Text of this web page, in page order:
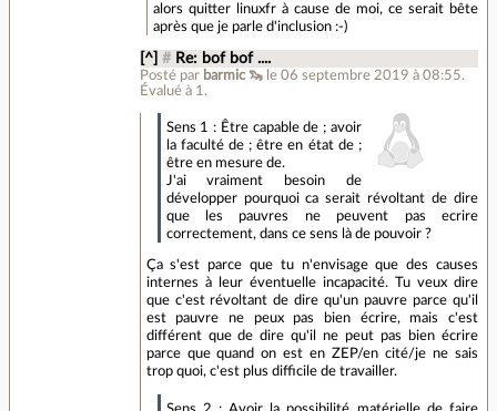
alors quitter linuxfr à cause de moi, ce serait bête
après que je parle d'inclusion :-)
[^] # Re: bof bof ....
Posté par barmic 🦦 le 06 septembre 2019 à 08:55.
Évalué à 1 .
Sens 1 : Être capable de ; avoir
la faculté de ; être en état de ;
être en mesure de.
J'ai vraiment besoin de
développer pourquoi ca serait révoltant de dire
que les pauvres ne peuvent pas ecrire
correctement, dans ce sens là de pouvoir ?
Ça s'est parce que tu n'envisage que des causes
internes à leur éventuelle incapacité. Tu veux dire
que c'est révoltant de dire qu'un pauvre parce qu'il
est pauvre ne peux pas bien écrire, mais c'est
différent que de dire qu'il ne peut pas bien écrire
parce que quand on est en ZEP/en cité/je ne sais
trop quoi, c'est plus difficile de travailler.